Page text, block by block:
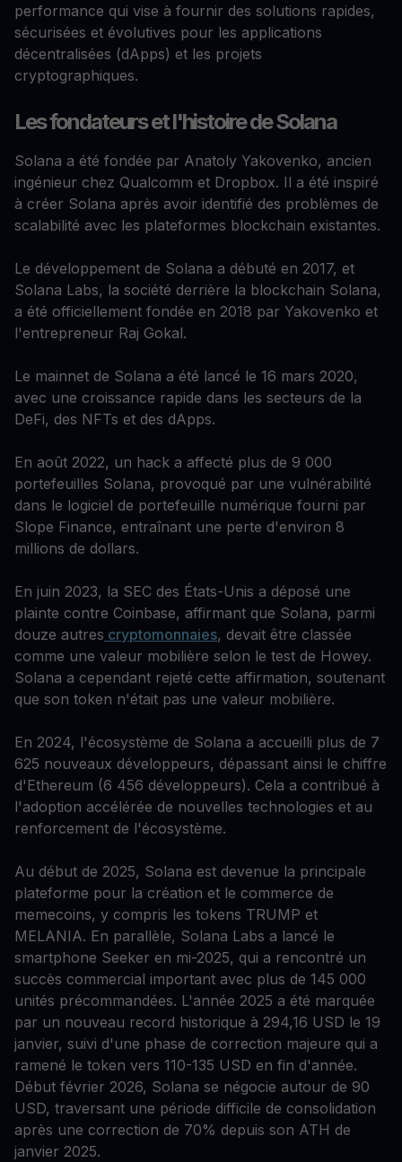
performance qui vise à fournir des solutions rapides,
sécurisées et évolutives pour les applications
décentralisées (dApps) et les projets
cryptographiques.
Les fondateurs et l'histoire de Solana
Solana a été fondée par Anatoly Yakovenko, ancien
ingénieur chez Qualcomm et Dropbox. Il a été inspiré
à créer Solana après avoir identifié des problèmes de
scalabilité avec les plateformes blockchain existantes.
Le développement de Solana a débuté en 2017, et
Solana Labs, la société derrière la blockchain Solana,
a été officiellement fondée en 2018 par Yakovenko et
l'entrepreneur Raj Gokal.
Le mainnet de Solana a été lancé le 16 mars 2020,
avec une croissance rapide dans les secteurs de la
DeFi, des NFTs et des dApps.
En août 2022, un hack a affecté plus de 9 000
portefeuilles Solana, provoqué par une vulnérabilité
dans le logiciel de portefeuille numérique fourni par
Slope Finance, entraînant une perte d'environ 8
millions de dollars.
En juin 2023, la SEC des États-Unis a déposé une
plainte contre Coinbase, affirmant que Solana, parmi
douze autres cryptomonnaies, devait être classée
comme une valeur mobilière selon le test de Howey.
Solana a cependant rejeté cette affirmation, soutenant
que son token n'était pas une valeur mobilière.
En 2024, l'écosystème de Solana a accueilli plus de 7
625 nouveaux développeurs, dépassant ainsi le chiffre
d'Ethereum (6 456 développeurs). Cela a contribué à
l'adoption accélérée de nouvelles technologies et au
renforcement de l'écosystème.
Au début de 2025, Solana est devenue la principale
plateforme pour la création et le commerce de
memecoins, y compris les tokens TRUMP et
MELANIA. En parallèle, Solana Labs a lancé le
smartphone Seeker en mi-2025, qui a rencontré un
succès commercial important avec plus de 145 000
unités précommandées. L'année 2025 a été marquée
par un nouveau record historique à 294,16 USD le 19
janvier, suivi d'une phase de correction majeure qui a
ramené le token vers 110-135 USD en fin d'année.
Début février 2026, Solana se négocie autour de 90
USD, traversant une période difficile de consolidation
après une correction de 70% depuis son ATH de
janvier 2025.